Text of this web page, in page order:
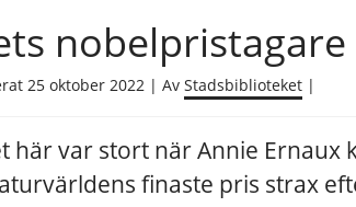
nobelpristagare
25 oktober 2022 | Av Stadsbiblioteket |
här var stort när Annie Ernaux
finaste pris strax